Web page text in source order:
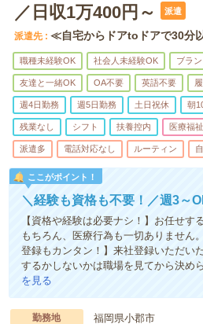
／日収1万400円～
派遣
派遣先 ≪自宅からドアtoドアで30分
職種未経験OK 社会人未経験OK ブラ
友達と一緒OK OA不要 英語不要
週4日勤務 週5日勤務 土日祝休 朝
残業なし シフト 扶養控内 医療福祉
派遣多 電話対応なし ルーティン
ここがポイント！
＼経験も資格も不要！／週3～
【資格や経験は必要ナシ！】お任せす
もちろん、医療行為も一切ありません
登録もカンタン！】来社登録いただい
するかしないかは職場を見てから決め
を見る
勤務地 福岡県小郡市